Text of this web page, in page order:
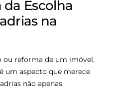
Escolha
na
ou reforma de um imóvel,
um aspecto que merece
não apenas